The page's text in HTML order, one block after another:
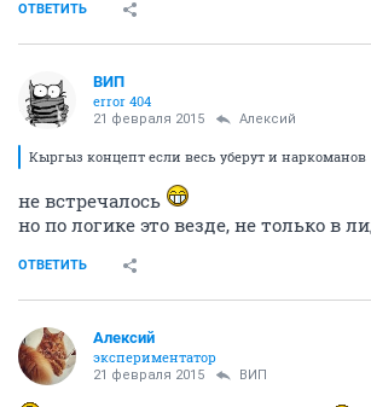
ОТВЕТИТЬ
ВИП
error 404
21 февраля 2015 Алексий
Кыргыз концепт если весь уберут и наркоманов
не встречалось
но по логике это везде, не только в
ОТВЕТИТЬ
Алексий
экспериментатор
21 февраля 2015 ВИП